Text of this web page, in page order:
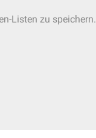
Listen zu speichern.